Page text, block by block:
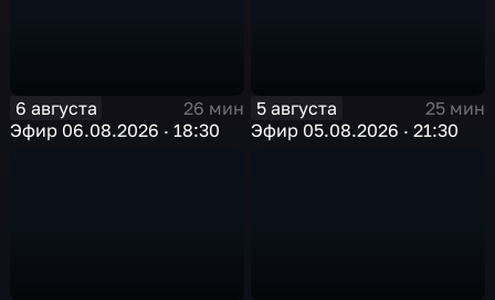
6 августа
26 мин
Эфир 06.08.2026 · 18:30
5 августа
25 мин
Эфир 05.08.2026 · 21:30